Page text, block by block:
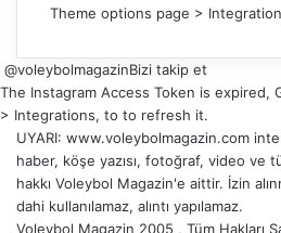
Theme options page >
@voleybolmagazinBizi takip et
The Instagram Access Token is expired,
> Integrations, to to refresh it.
UYARI: www.voleybolmagazin.com
haber, köşe yazısı, fotoğraf, video ve
hakkı Voleybol Magazin'e aittir. İzin
dahi kullanılamaz, alıntı yapılamaz.
Voleybol Magazin 2005 , Tüm Hakları